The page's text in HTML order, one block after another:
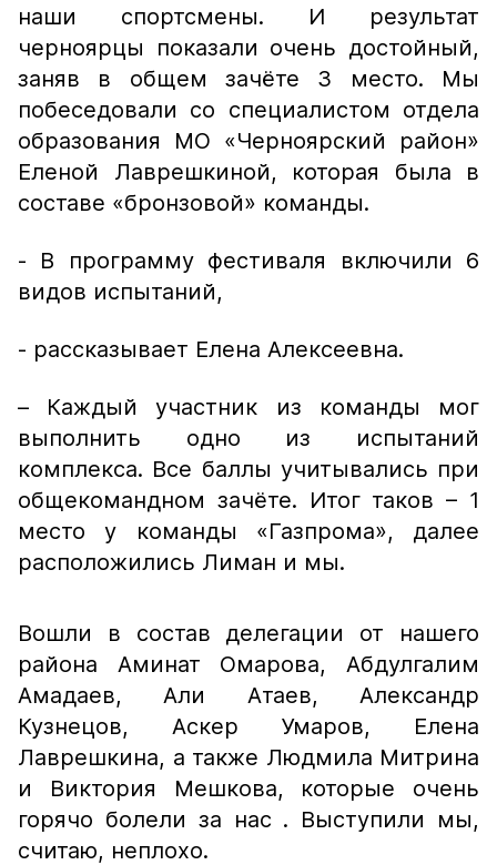
наши спортсмены. И результат
черноярцы показали очень достойный,
заняв в общем зачёте 3 место. Мы
побеседовали со специалистом отдела
образования МО «Черноярский район»
Еленой Лаврешкиной, которая была в
составе «бронзовой» команды.
- В программу фестиваля включили 6
видов испытаний,
- рассказывает Елена Алексеевна.
– Каждый участник из команды мог
выполнить одно из испытаний
комплекса. Все баллы учитывались при
общекомандном зачёте. Итог таков – 1
место у команды «Газпрома», далее
расположились Лиман и мы.
Вошли в состав делегации от нашего
района Аминат Омарова, Абдулгалим
Амадаев, Али Атаев, Александр
Кузнецов, Аскер Умаров, Елена
Лаврешкина, а также Людмила Митрина
и Виктория Мешкова, которые очень
горячо болели за нас . Выступили мы,
считаю, неплохо.